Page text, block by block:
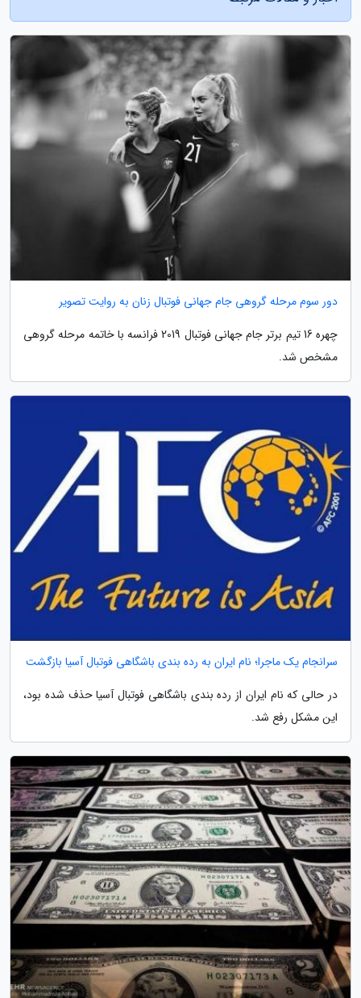
دور سوم مرحله گروهی جام جهانی فوتبال زنان به روایت تصویر
چهره 16 تیم برتر جام جهانی فوتبال 2019 فرانسه با خاتمه مرحله گروهی
مشخص شد.
سرانجام یک ماجرا؛ نام ایران به رده بندی باشگاهی فوتبال آسیا بازگشت
در حالی که نام ایران از رده بندی باشگاهی فوتبال آسیا حذف شده بود،
این مشکل رفع شد.